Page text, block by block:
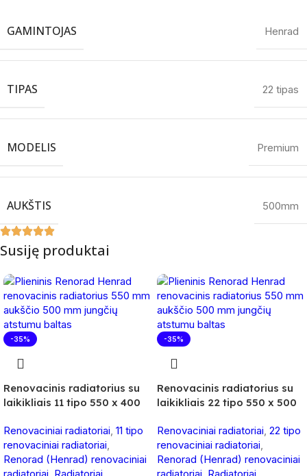
GAMINTOJAS Henrad
TIPAS 22 tipas
MODELIS Premium
AUKŠTIS 500mm
Susiję produktai
-35%
Renovacinis radiatorius su
laikikliais 11 tipo 550 x 400
Renovaciniai radiatoriai, 11 tipo
renovaciniai radiatoriai,
Renorad (Henrad) renovaciniai
-35%
Renovacinis radiatorius su
laikikliais 22 tipo 550 x 500
Renovaciniai radiatoriai, 22 tipo
renovaciniai radiatoriai,
Renorad (Henrad) renovaciniai